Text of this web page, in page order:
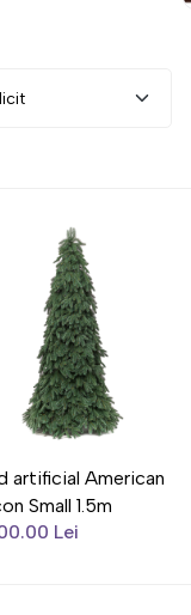
artificial American
Small 1.5m
Lei